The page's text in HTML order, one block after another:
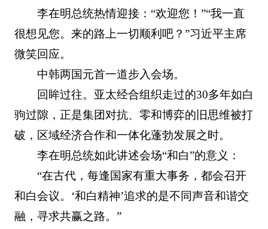
李在明总统热情迎接：“欢迎您！”“我一直
很想见您。来的路上一切顺利吧？”习近平主席
微笑回应。
中韩两国元首一道步入会场。
回眸过往。亚太经合组织走过的30多年如白
驹过隙，正是集团对抗、零和博弈的旧思维被打
破，区域经济合作和一体化蓬勃发展之时。
李在明总统如此讲述会场“和白”的意义：
“在古代，每逢国家有重大事务，都会召开
和白会议。‘和白精神’追求的是不同声音和谐交
融，寻求共赢之路。”